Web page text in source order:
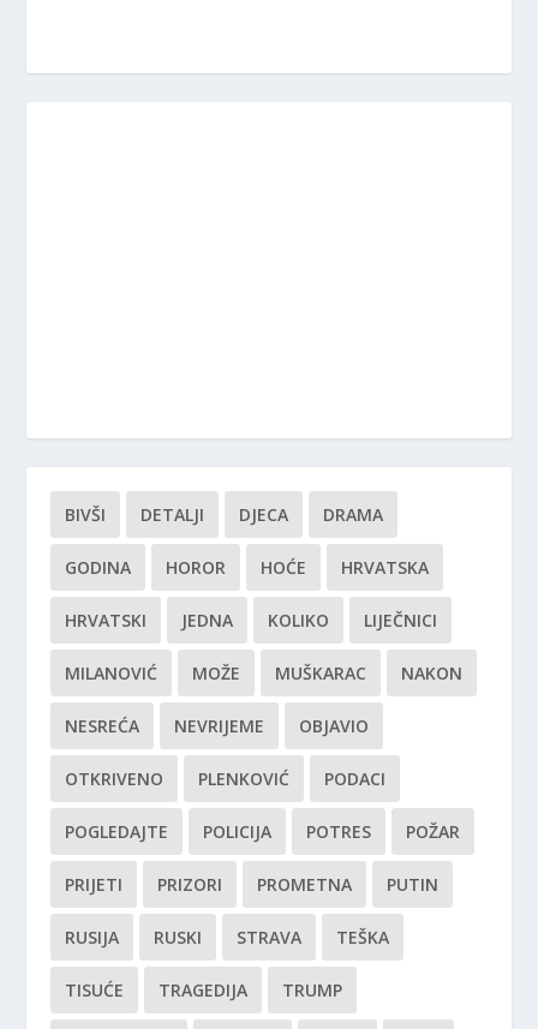
BIVŠI DETALJI DJECA DRAMA
GODINA HOROR HOĆE HRVATSKA
HRVATSKI JEDNA KOLIKO LIJEČNICI
MILANOVIĆ MOŽE MUŠKARAC NAKON
NESREĆA NEVRIJEME OBJAVIO
OTKRIVENO PLENKOVIĆ PODACI
POGLEDAJTE POLICIJA POTRES POŽAR
PRIJETI PRIZORI PROMETNA PUTIN
RUSIJA RUSKI STRAVA TEŠKA
TISUĆE TRAGEDIJA TRUMP